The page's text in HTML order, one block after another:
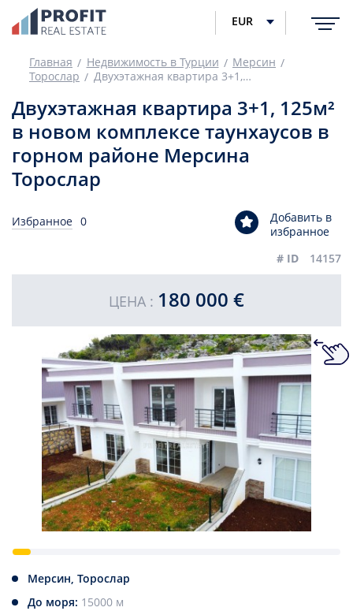
EUR
Главная Недвижимость в Турции
Мерсин
Торослар
Двухэтажная квартира 3+1, 125м² в новом комплексе таунхаусов в горном районе Мерсина Торослар
Двухэтажная квартира 3+1, 125м²
в новом комплексе таунхаусов в
горном районе Мерсина
Торослар
Избранное 0
Добавить в
избранное
# ID
14157
ЦЕНА : 180 000 €
Мерсин, Торослар
До моря: 15000 м